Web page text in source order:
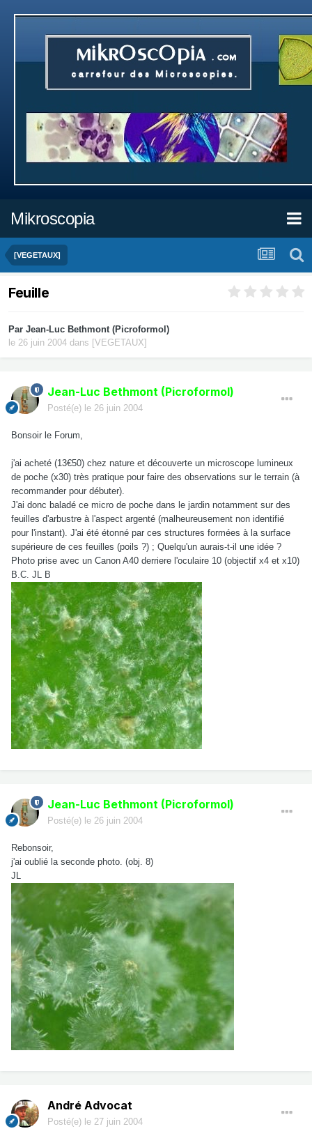
Mikroscopia
[VEGETAUX]
Feuille
Par Jean-Luc Bethmont (Picroformol)
le 26 juin 2004 dans [VEGETAUX]
Jean-Luc Bethmont (Picroformol)
Posté(e) le 26 juin 2004
Bonsoir le Forum,
j'ai acheté (13€50) chez nature et découverte un microscope lumineux
de poche (x30) très pratique pour faire des observations sur le terrain (à
recommander pour débuter).
J'ai donc baladé ce micro de poche dans le jardin notamment sur des
feuilles d'arbustre à l'aspect argenté (malheureusement non identifié
pour l'instant). J'ai été étonné par ces structures formées à la surface
supérieure de ces feuilles (poils ?) ; Quelqu'un aurais-t-il une idée ?
Photo prise avec un Canon A40 derriere l'oculaire 10 (objectif x4 et x10)
B.C. JL B
Jean-Luc Bethmont (Picroformol)
Posté(e) le 26 juin 2004
Rebonsoir,
j'ai oublié la seconde photo. (obj. 8)
JL
André Advocat
Posté(e) le 27 juin 2004